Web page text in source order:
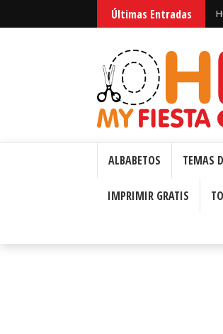
Últimas Entradas
ALBABETOS TEMAS
IMPRIMIR GRATIS